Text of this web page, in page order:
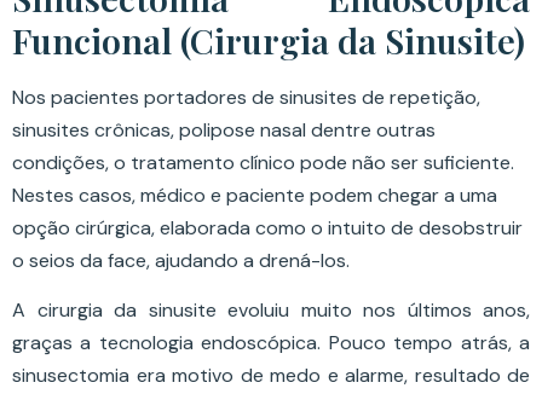
Funcional (Cirurgia da Sinusite)
Nos pacientes portadores de sinusites de repetição,
sinusites crônicas, polipose nasal dentre outras
condições, o tratamento clínico pode não ser suficiente.
Nestes casos, médico e paciente podem chegar a uma
opção cirúrgica, elaborada como o intuito de desobstruir
o seios da face, ajudando a drená-los.
A cirurgia da sinusite evoluiu muito nos últimos anos,
graças a tecnologia endoscópica. Pouco tempo atrás, a
sinusectomia era motivo de medo e alarme, resultado de